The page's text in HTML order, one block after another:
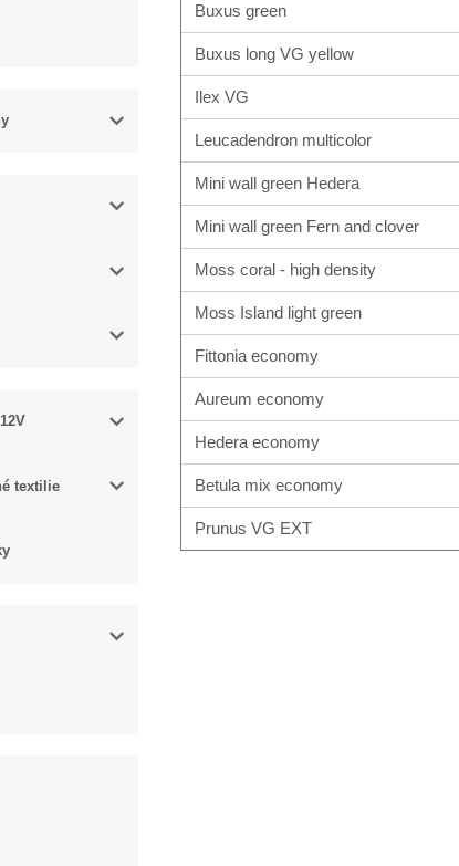
textilie
Buxus green
Buxus long VG yellow
Ilex VG
Leucadendron multicolor
Mini wall green Hedera
Mini wall green Fern and clover
Moss coral - high density
Moss Island light green
Fittonia economy
Aureum economy
Hedera economy
Betula mix economy
Prunus VG EXT